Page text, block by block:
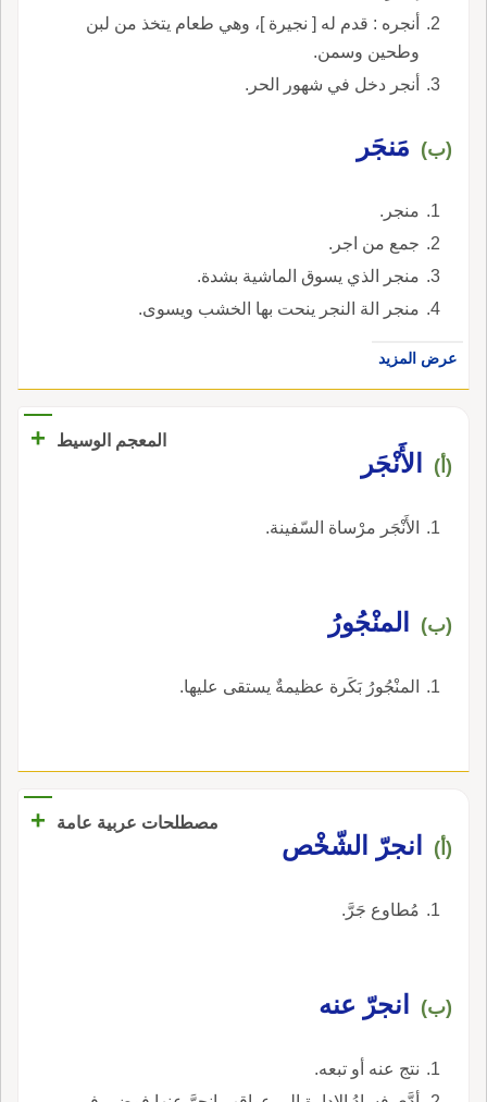
أنجره : قدم له [ نجيرة ]، وهي طعام يتخذ من لبن
وطحين وسمن.
أنجر دخل في شهور الحر.
(ب) مَنجَر
منجر.
جمع من اجر.
منجر الذي يسوق الماشية بشدة.
منجر الة النجر ينحت بها الخشب ويسوى.
عرض المزيد
المعجم الوسيط +
(أ) الأَنْجَر
الأَنْجَر مرْساة السّفينة.
(ب) المنْجُورُ
المنْجُورُ بَكَرة عظيمةٌ يستقى عليها.
مصطلحات عربية عامة +
(أ) انجرّ الشّخْص
مُطاوع جَرَّ.
(ب) انجرّ عنه
نتج عنه أو تبعه.